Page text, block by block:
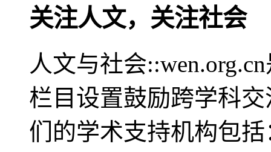
关注人文，关注社会
人文与社会
栏目设置鼓励跨学科
们的学术支持机构包